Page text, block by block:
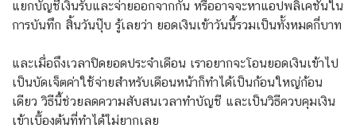
แยกบัญชีเงินรับและจ่ายออกจากกัน หรืออาจจะหาแอปพลิเคชั่นใน
การบันทึก สิ้นวันปุ๊บ รู้เลยว่า ยอดเงินเข้าวันนี้รวมเป็นทั้งหมดกี่บาท
และเมื่อถึงเวลาปิดยอดประจำเดือน เราอยากจะโอนยอดเงินเข้าไป
เป็นบัดเจ็ตค่าใช้จ่ายสำหรับเดือนหน้าก็ทำได้เป็นก้อนใหญ่ก้อน
เดียว วิธีนี้ช่วยลดความสับสนเวลาทำบัญชี และเป็นวิธีควบคุมเงิน
เข้าเบื้องต้นที่ทำได้ไม่ยากเลย